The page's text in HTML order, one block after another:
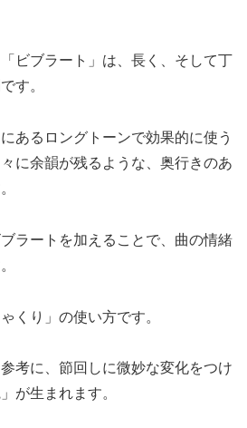
ビブラート」は、長く、そして丁
す。
あるロングトーンで効果的に使う
に余韻が残るような、奥行きのあ
ラートを加えることで、曲の情緒
くり」の使い方です。
考に、節回しに微妙な変化をつけ
が生まれます。